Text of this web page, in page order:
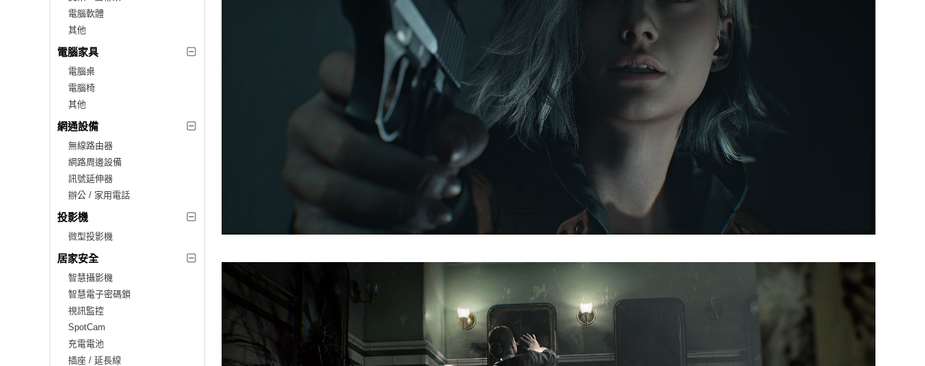
電腦軟體
其他
電腦家具
電腦桌
電腦椅
其他
網通設備
無線路由器
網路周邊設備
訊號延伸器
辦公 / 家用電話
投影機
微型投影機
居家安全
智慧攝影機
智慧電子密碼鎖
視訊監控
SpotCam
充電電池
插座 / 延長線